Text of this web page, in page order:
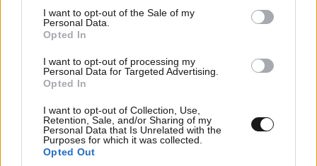
consent section.
I want to opt-out of the Sale of my
Personal Data.
Opted In
I want to opt-out of processing my
Personal Data for Targeted Advertising.
Opted In
I want to opt-out of Collection, Use,
Retention, Sale, and/or Sharing of my
Personal Data that Is Unrelated with the
Purposes for which it was collected.
Opted Out